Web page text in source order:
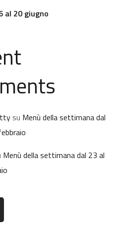
al 20 giugno
su Menù della settimana dal
Menù della settimana dal 23 al